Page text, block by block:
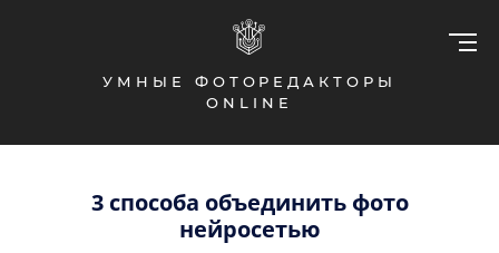
УМНЫЕ ФОТОРЕДАКТОРЫ
ONLINE
3 способа объединить фото
нейросетью